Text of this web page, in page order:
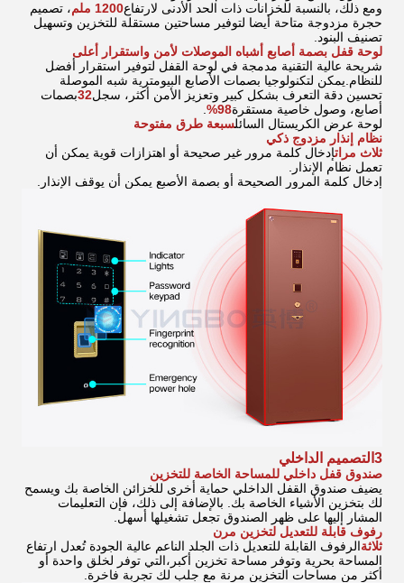
ومع ذلك، بالنسبة للخزانات ذات الحد الأدنى لارتفاع1200 ملم
، تصميم
حجرة مزدوجة متاحة أيضا لتوفير مساحتين مستقلة للتخزين وتسهيل
تصنيف البنود.
لوحة قفل بصمة أصابع أشباه الموصلات لأمن واستقرار أعلى
شريحة عالية التقنية مدمجة في لوحة القفل لتوفير استقرار أفضل
للنظام.يمكن لتكنولوجيا بصمات الأصابع البيومترية شبه الموصلة
تحسين دقة التعرف بشكل كبير وتعزيز الأمن أكثر، سجل32بصمات
أصابع، وصول خاصية مستقرة98%
لوحة عرض الكريستال السائلسبعة طرق مفتوحة
نظام إنذار مزدوج ذكي
ثلاث مراتإدخال كلمة مرور غير صحيحة أو اهتزازات قوية يمكن أن
تعمل نظام الإنذار.
إدخال كلمة المرور الصحيحة أو بصمة الأصبع يمكن أن يوقف الإنذار.
3التصميم الداخلي
صندوق قفل داخلي للمساحة الخاصة للتخزين
يضيف صندوق القفل الداخلي حماية أخرى للخزائن الخاصة بك ويسمح
لك بتخزين الأشياء الخاصة بك. بالإضافة إلى ذلك، فإن التعليمات
المشار إليها على ظهر الصندوق تجعل تشغيلها أسهل.
رفوف قابلة للتعديل لتخزين مرن
ثلاثةالرفوف القابلة للتعديل ذات الجلد الناعم عالية الجودة تُعدل ارتفاع
المساحة بحرية وتوفر مساحة تخزين أكبر،التي توفر لخلق واحدة أو
أكثر من مساحات التخزين مرنة مع جلب لك تجربة فاخرة.